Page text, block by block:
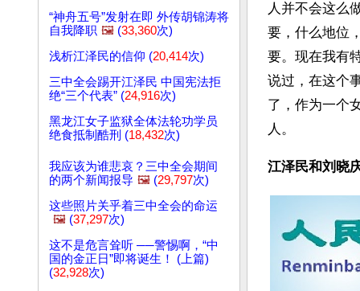
“神舟五号”发射在即 外传胡锦涛将
自我降职 🖼️ (33,360次)
浅析江泽民的信仰 (20,414次)
三中全会踢开江泽民 中国宪法拒
绝“三个代表” (24,916次)
黑龙江女子监狱全体法轮功学员
绝食抵制酷刑 (18,432次)
我应该为谁悲哀？三中全会期间
的两个新闻报导 🖼️ (29,797次)
这些照片关乎着三中全会的命运
🖼️ (37,297次)
这不是危言耸听 ──警惕啊，“中
国的金正日”即将诞生！ (上篇)
(32,928次)
人并不会这么
要，什么地位
要。现在我有
说过，在这个
了，作为一个
人。
江泽民和刘晓